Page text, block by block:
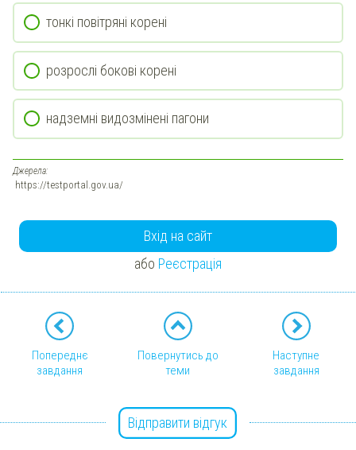
тонкі повітряні корені
розрослі бокові корені
надземні видозмінені пагони
Джерела:
https://testportal.gov.ua/
Вхід на сайт
або Реєстрація
Попереднє
завдання
Повернутись до
теми
Наступне
завдання
Відправити відгук